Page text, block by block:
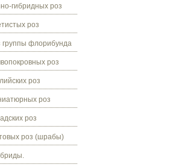
гибридных роз
роз
флорибунда
роз
роз
роз
роз
роз (шрабы)